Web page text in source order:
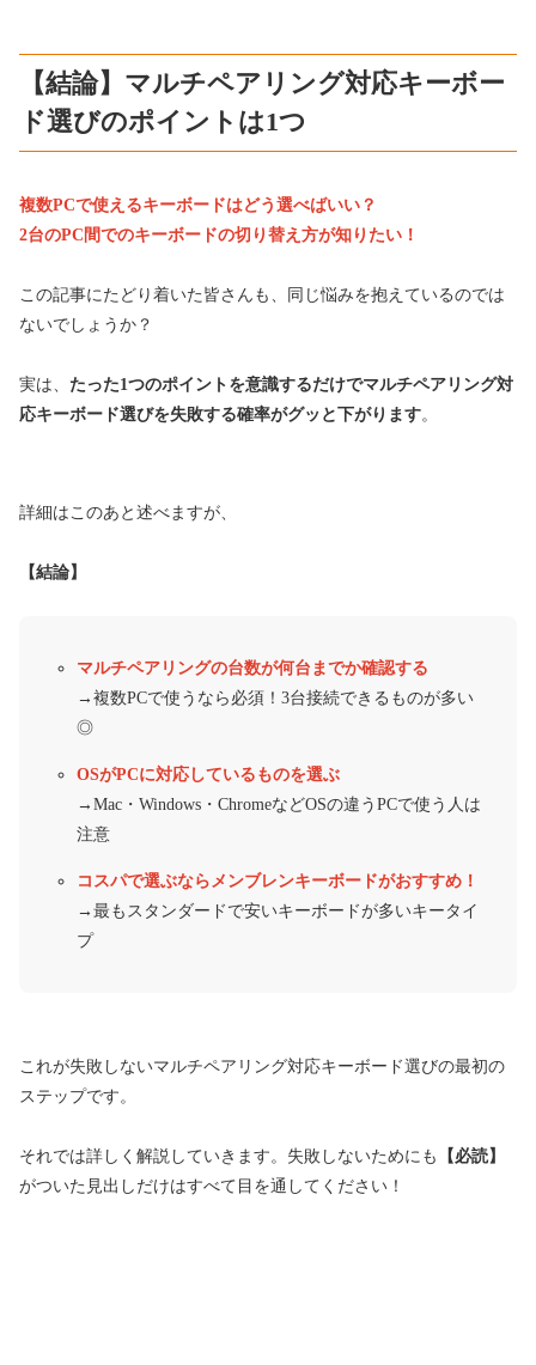
【結論】マルチペアリング対応キーボー
ド選びのポイントは1つ
複数PCで使えるキーボードはどう選べばいい？
2台のPC間でのキーボードの切り替え方が知りたい！
この記事にたどり着いた皆さんも、同じ悩みを抱えているのでは
ないでしょうか？
実は、 たった1つのポイントを意識するだけでマルチペアリング対
応キーボード選びを失敗する確率がグッと下がります。
詳細はこのあと述べますが、
【結論】
マルチペアリングの台数が何台までか確認する
→複数PCで使うなら必須！3台接続できるものが多い
◎
OSがPCに対応しているものを選ぶ
→Mac・Windows・ChromeなどOSの違うPCで使う人は
注意
コスパで選ぶならメンブレンキーボードがおすすめ！
→最もスタンダードで安いキーボードが多いキータイ
プ
これが失敗しないマルチペアリング対応キーボード選びの最初の
ステップです。
それでは詳しく解説していきます。失敗しないためにも
【必読】
がついた見出しだけはすべて目を通してください！